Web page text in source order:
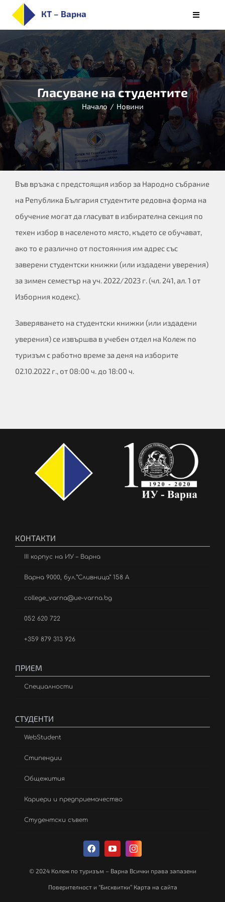
content
КТ – Варна
Toggle
НАЧАЛО
ЗА КОЛЕЖА
ПРИЕМ
СПЕЦИАЛНОСТИ
СТУДЕНТИ
ОБУЧЕНИЕ
КАРИЕРИ
АЛУМНИ/РЕАЛИЗАЦИЯ
БЮЛЕТИН
Гласуване на студентите
Начало / Новини
Във връзка с предстоящия избор за Народно събрание
на Република България студентите редовна форма на
обучение могат да гласуват в избирателна секция по
техен избор в населеното място, където се обучават,
ако то е различно от постоянния им адрес със
заверени студентски книжки (или издадени уверения)
за зимен семестър на уч. 2022/2023 г. (чл. 241, ал. 1 от
Изборния кодекс).
Заверяването на студентски книжки (или издадени
уверения) се извършва в учебен отдел на Колеж по
туризъм с работно време за деня на изборите
02.10.2022 г., от 08:00 ч. до 18:00 ч.
КОНТАКТИ
III корпус на ИУ – Варна
Варна 9000, бул.”Сливница” 158 А
college_varna@ue-varna.bg
052 620 722
+359 879 313 926
ПРИЕМ
Специалности
СТУДЕНТИ
WebStudent
Стипендии
Общежития
Кариери и предприемачество
Студентски съвет
© 2024 Колеж по туризъм – Варна Всички права запазени
Поверителност и “Бисквитки” Карта на сайта